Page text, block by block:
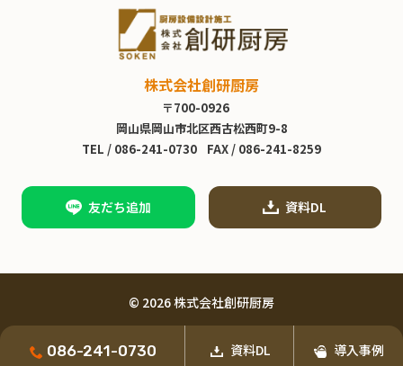
086-241-0730 資料DL 導入事例
株式会社創研厨房
〒700-0926
岡山県岡山市北区西古松西町9-8
TEL / 086-241-0730 FAX / 086-241-8259
友だち追加 資料DL
© 2026 株式会社創研厨房